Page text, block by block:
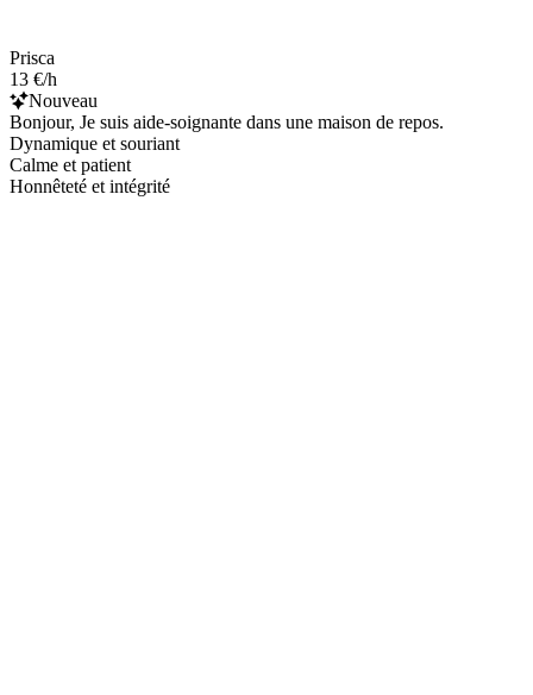
Prisca
13 €/h
Nouveau
Bonjour, Je suis aide-soignante dans une maison de repos.
Dynamique et souriant
Calme et patient
Honnêteté et intégrité